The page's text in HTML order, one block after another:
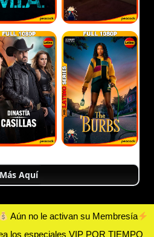
Aún no le activan su Membresía
los especiales VIP POR TIEMPO
Más Aquí